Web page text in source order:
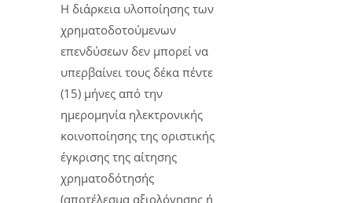
Η διάρκεια υλοποίησης των
χρηματοδοτούμενων
επενδύσεων δεν μπορεί να
υπερβαίνει τους δέκα πέντε
(15) μήνες από την
ημερομηνία ηλεκτρονικής
κοινοποίησης της οριστικής
έγκρισης της αίτησης
χρηματοδότησής
(αποτέλεσμα αξιολόγησης ή